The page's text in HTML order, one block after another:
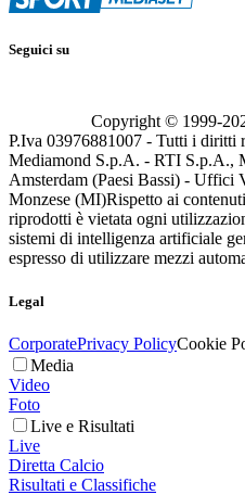
Seguici su
Copyright © 1999-
P.Iva 03976881007 - Tutti i diritti
Mediamond S.p.A. - RTI S.p.A.,
Amsterdam (Paesi Bassi) - Uffici
Monzese (MI)Rispetto ai
riprodotti è vietata ogni
sistemi di intelligenza artificiale
espresso di utilizzare mezzi
Legal
CorporatePrivacy PolicyCookie
Media
Video
Foto
Live e Risultati
Live
Diretta Calcio
Risultati e Classifiche